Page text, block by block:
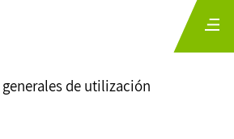
de utilización